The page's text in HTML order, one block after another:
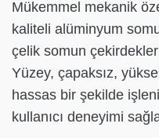
Mükemmel mekanik
kaliteli alüminyum
çelik somun
Yüzey, çapaksız,
hassas bir şekilde
kullanıcı deneyimi